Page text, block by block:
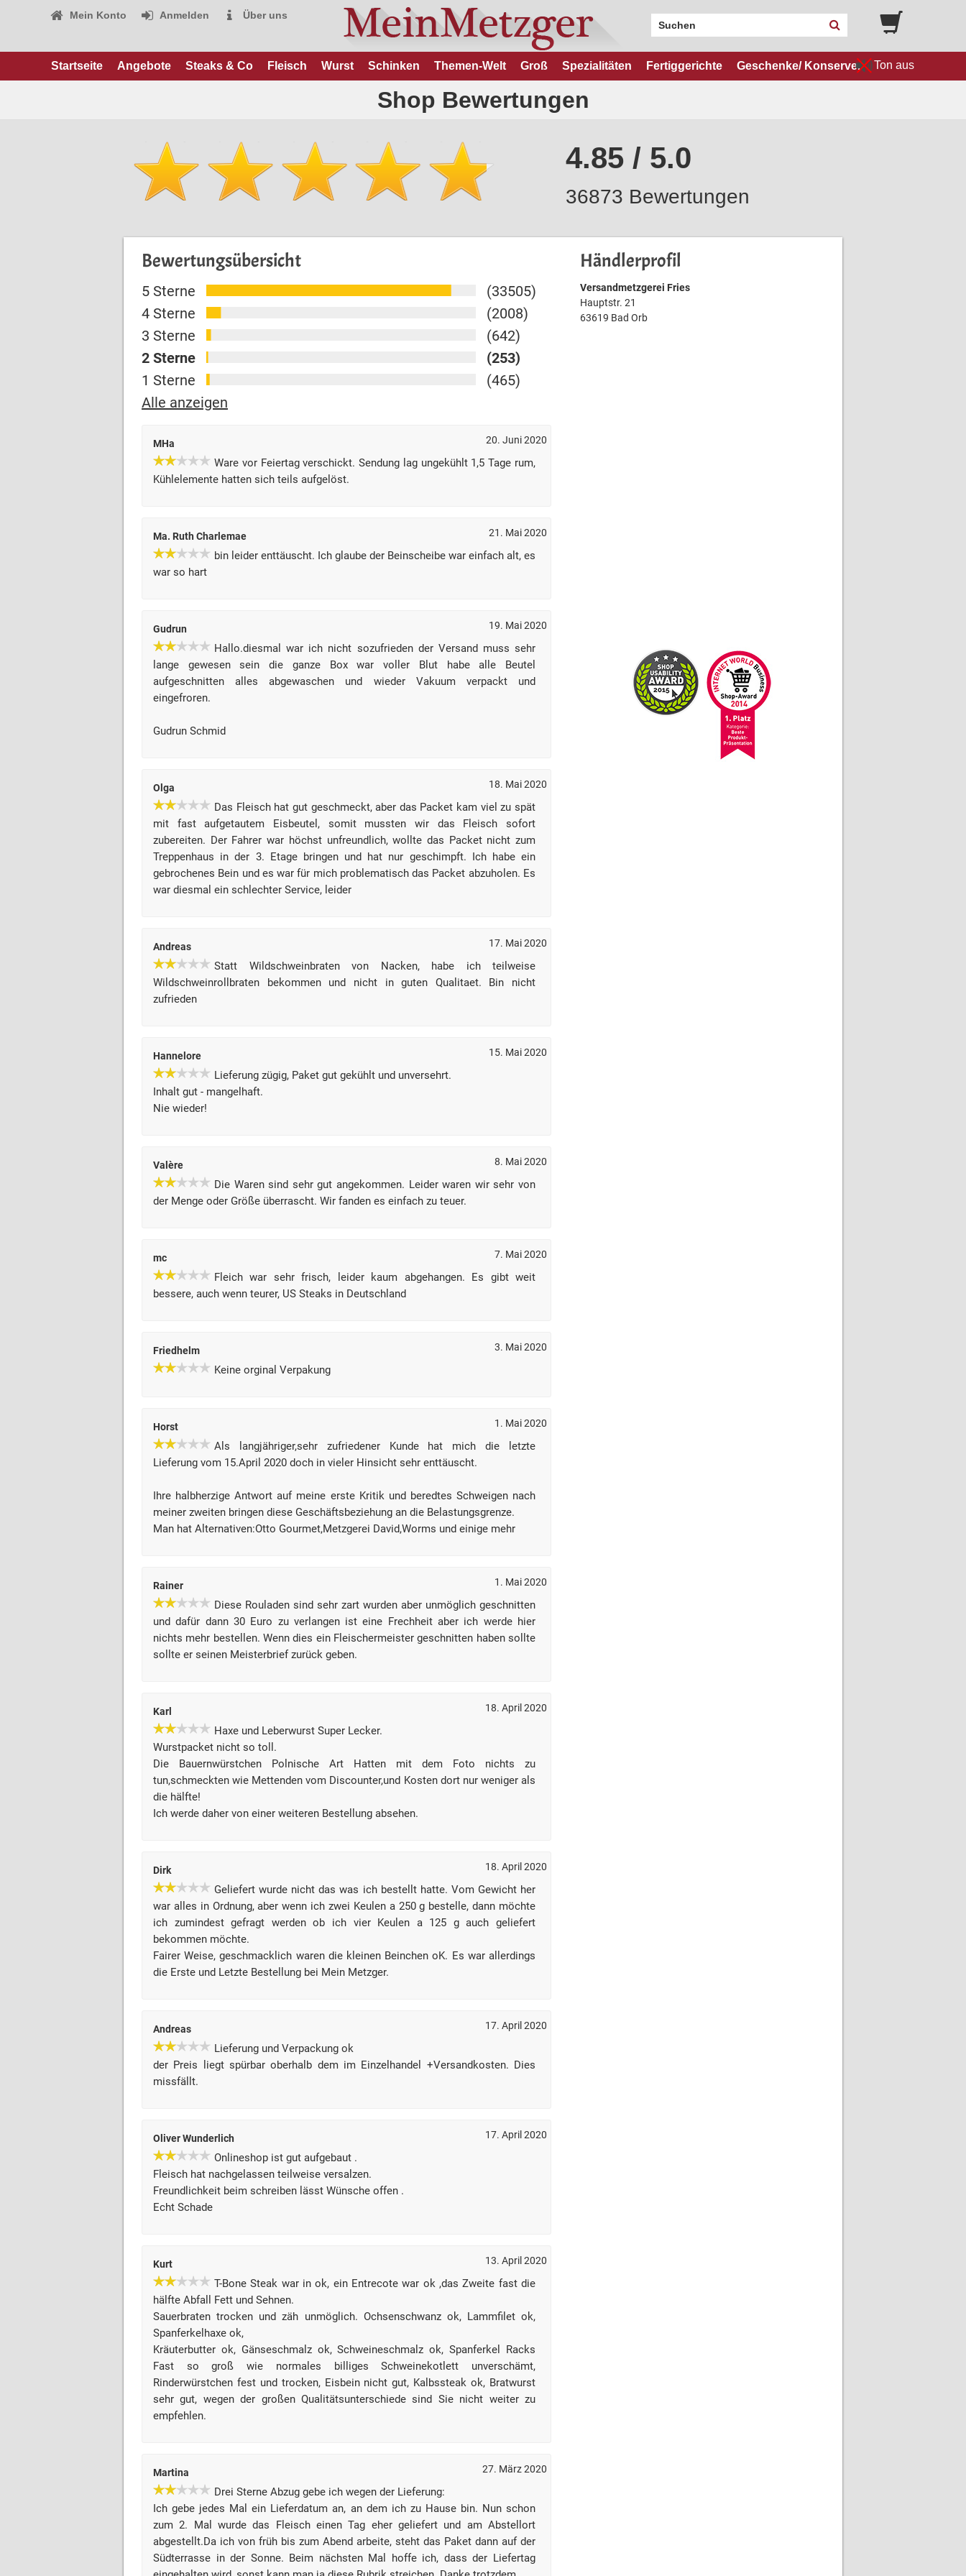
Mein Konto Anmelden Über uns
Startseite Angebote Steaks & Co Fleisch Wurst Schinken Themen-Welt Groß Spezialitäten Fertiggerichte Geschenke/ Konserven Ton aus
Shop Bewertungen
4.85 / 5.0
36873 Bewertungen
Bewertungsübersicht
5 Sterne
(33505)
4 Sterne
(2008)
3 Sterne
(642)
2 Sterne
(253)
1 Sterne
(465)
Alle anzeigen
MHa 20. Juni 2020
Ware vor Feiertag verschickt. Sendung lag ungekühlt 1,5 Tage rum,
Kühlelemente hatten sich teils aufgelöst.
Ma. Ruth Charlemae 21. Mai 2020
bin leider enttäuscht. Ich glaube der Beinscheibe war einfach alt, es
war so hart
Gudrun 19. Mai 2020
Hallo.diesmal war ich nicht sozufrieden der Versand muss sehr
lange gewesen sein die ganze Box war voller Blut habe alle Beutel
aufgeschnitten alles abgewaschen und wieder Vakuum verpackt und
eingefroren.
Gudrun Schmid
Olga 18. Mai 2020
Das Fleisch hat gut geschmeckt, aber das Packet kam viel zu spät
mit fast aufgetautem Eisbeutel, somit mussten wir das Fleisch sofort
zubereiten. Der Fahrer war höchst unfreundlich, wollte das Packet nicht zum
Treppenhaus in der 3. Etage bringen und hat nur geschimpft. Ich habe ein
gebrochenes Bein und es war für mich problematisch das Packet abzuholen. Es
war diesmal ein schlechter Service, leider
Andreas 17. Mai 2020
Statt Wildschweinbraten von Nacken, habe ich teilweise
Wildschweinrollbraten bekommen und nicht in guten Qualitaet. Bin nicht
zufrieden
Hannelore 15. Mai 2020
Lieferung zügig, Paket gut gekühlt und unversehrt.
Inhalt gut - mangelhaft.
Nie wieder!
Valère 8. Mai 2020
Die Waren sind sehr gut angekommen. Leider waren wir sehr von
der Menge oder Größe überrascht. Wir fanden es einfach zu teuer.
mc 7. Mai 2020
Fleich war sehr frisch, leider kaum abgehangen. Es gibt weit
bessere, auch wenn teurer, US Steaks in Deutschland
Friedhelm 3. Mai 2020
Keine orginal Verpakung
Horst 1. Mai 2020
Als langjähriger,sehr zufriedener Kunde hat mich die letzte
Lieferung vom 15.April 2020 doch in vieler Hinsicht sehr enttäuscht.
Ihre halbherzige Antwort auf meine erste Kritik und beredtes Schweigen nach
meiner zweiten bringen diese Geschäftsbeziehung an die Belastungsgrenze.
Man hat Alternativen:Otto Gourmet,Metzgerei David,Worms und einige mehr
Rainer 1. Mai 2020
Diese Rouladen sind sehr zart wurden aber unmöglich geschnitten
und dafür dann 30 Euro zu verlangen ist eine Frechheit aber ich werde hier
nichts mehr bestellen. Wenn dies ein Fleischermeister geschnitten haben sollte
sollte er seinen Meisterbrief zurück geben.
Karl 18. April 2020
Haxe und Leberwurst Super Lecker.
Wurstpacket nicht so toll.
Die Bauernwürstchen Polnische Art Hatten mit dem Foto nichts zu
tun,schmeckten wie Mettenden vom Discounter,und Kosten dort nur weniger als
die hälfte!
Ich werde daher von einer weiteren Bestellung absehen.
Dirk 18. April 2020
Geliefert wurde nicht das was ich bestellt hatte. Vom Gewicht her
war alles in Ordnung, aber wenn ich zwei Keulen a 250 g bestelle, dann möchte
ich zumindest gefragt werden ob ich vier Keulen a 125 g auch geliefert
bekommen möchte.
Fairer Weise, geschmacklich waren die kleinen Beinchen oK. Es war allerdings
die Erste und Letzte Bestellung bei Mein Metzger.
Andreas 17. April 2020
Lieferung und Verpackung ok
der Preis liegt spürbar oberhalb dem im Einzelhandel +Versandkosten. Dies
missfällt.
Oliver Wunderlich 17. April 2020
Onlineshop ist gut aufgebaut .
Fleisch hat nachgelassen teilweise versalzen.
Freundlichkeit beim schreiben lässt Wünsche offen .
Echt Schade
Kurt 13. April 2020
T-Bone Steak war in ok, ein Entrecote war ok ,das Zweite fast die
hälfte Abfall Fett und Sehnen.
Sauerbraten trocken und zäh unmöglich. Ochsenschwanz ok, Lammfilet ok,
Spanferkelhaxe ok,
Kräuterbutter ok, Gänseschmalz ok, Schweineschmalz ok, Spanferkel Racks
Fast so groß wie normales billiges Schweinekotlett unverschämt,
Rinderwürstchen fest und trocken, Eisbein nicht gut, Kalbssteak ok, Bratwurst
sehr gut, wegen der großen Qualitätsunterschiede sind Sie nicht weiter zu
empfehlen.
Martina 27. März 2020
Drei Sterne Abzug gebe ich wegen der Lieferung:
Ich gebe jedes Mal ein Lieferdatum an, an dem ich zu Hause bin. Nun schon
zum 2. Mal wurde das Fleisch einen Tag eher geliefert und am Abstellort
abgestellt.Da ich von früh bis zum Abend arbeite, steht das Paket dann auf der
Südterrasse in der Sonne. Beim nächsten Mal hoffe ich, dass der Liefertag
Händlerprofil
Versandmetzgerei Fries
Hauptstr. 21
63619 Bad Orb